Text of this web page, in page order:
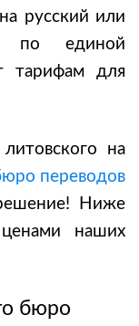
русский или
по единой
тарифам для
на
переводов
Ниже
наших
бюро